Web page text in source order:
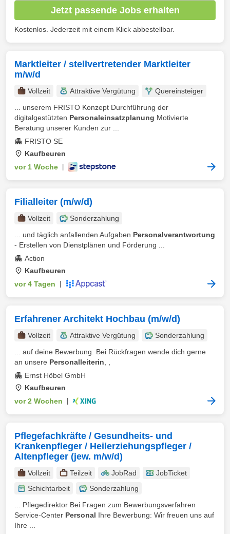
Jetzt passende Jobs erhalten
Kostenlos. Jederzeit mit einem Klick abbestellbar.
Marktleiter / stellvertretender Marktleiter
m/w/d
Vollzeit Attraktive Vergütung
Quereinsteiger
... unserem FRISTO Konzept Durchführung der
digitalgestützten Personaleinsatzplanung Motivierte
Beratung unserer Kunden zur ...
FRISTO SE
Kaufbeuren
vor 1 Woche
Filialleiter (m/w/d)
Vollzeit
Sonderzahlung
... und täglich anfallenden Aufgaben Personalverantwortung
- Erstellen von Dienstplänen und Förderung ...
Action
Kaufbeuren
vor 4 Tagen
Erfahrener Architekt Hochbau (m/w/d)
Vollzeit Attraktive Vergütung
Sonderzahlung
... auf deine Bewerbung. Bei Rückfragen wende dich gerne
an unsere Personalleiterin
Ernst Höbel GmbH
Kaufbeuren
vor 2 Wochen
Pflegefachkräfte / Gesundheits- und
Krankenpfleger / Heilerziehungspfleger /
Altenpfleger (jew. m/w/d)
Vollzeit Teilzeit JobRad
JobTicket
Schichtarbeit
Sonderzahlung
... Pflegedirektor Bei Fragen zum Bewerbungsverfahren
Service-Center Personal Ihre Bewerbung: Wir freuen uns auf
Ihre ...